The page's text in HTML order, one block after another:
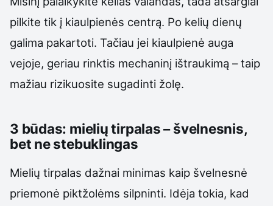
pilkite tik į kiaulpienės centrą. Po kelių dienų
galima pakartoti. Tačiau jei kiaulpienė auga
vejoje, geriau rinktis mechaninį ištraukimą – taip
mažiau rizikuosite sugadinti žolę.
3 būdas: mielių tirpalas – švelnesnis,
bet ne stebuklingas
Mielių tirpalas dažnai minimas kaip švelnesnė
priemonė piktžolėms silpninti. Idėja tokia, kad